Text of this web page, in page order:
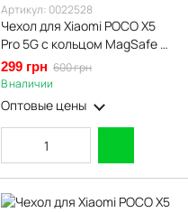
Артикул: 0022528
Чехол для Xiaomi POCO X5
Pro 5G с кольцом MagSafe с
золотой окантовкой на поко
х5 про пудровый gs1
299 грн 600 грн
В наличии
Оптовые цены